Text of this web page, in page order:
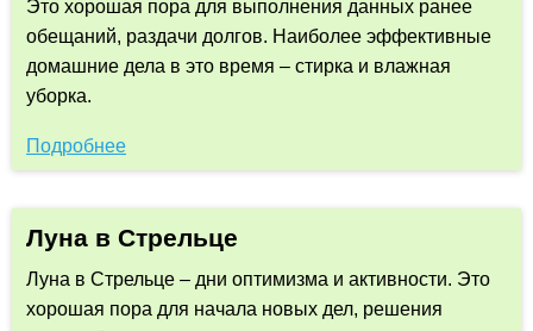
Это хорошая пора для выполнения данных ранее
обещаний, раздачи долгов. Наиболее эффективные
домашние дела в это время – стирка и влажная
уборка.
Подробнее
Луна в Стрельце
Луна в Стрельце – дни оптимизма и активности. Это
хорошая пора для начала новых дел, решения